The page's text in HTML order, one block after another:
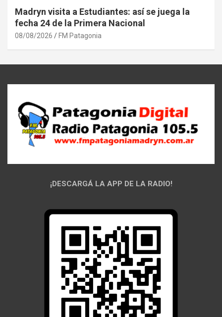
Madryn visita a Estudiantes: así se juega la
fecha 24 de la Primera Nacional
08/08/2026 FM Patagonia
¡DESCARGÁ LA APP DE LA RADIO!